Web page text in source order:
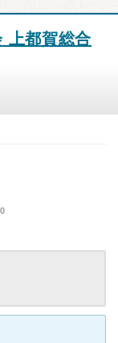
上都賀総合